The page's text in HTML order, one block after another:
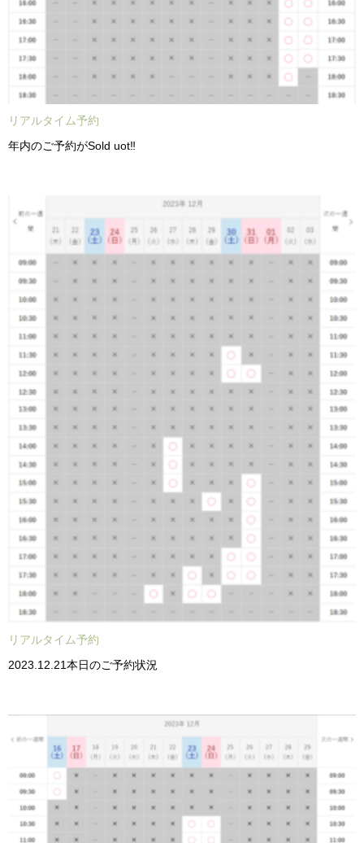
リアルタイム予約
年内のご予約がSold uot‼
リアルタイム予約
2023.12.21本日のご予約状況